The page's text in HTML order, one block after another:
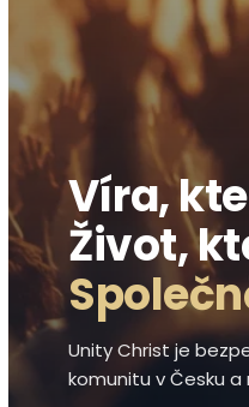
Víra,
Život,
Unity Christ je
komunitu v Česku a